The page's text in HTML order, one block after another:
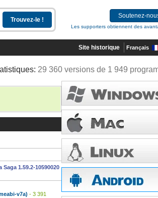
Soutenez-
Les supporters obtiennent des
Site historique Français
29 360 versions de 1 949
1.59.2-10590020
v7a) - 3 391